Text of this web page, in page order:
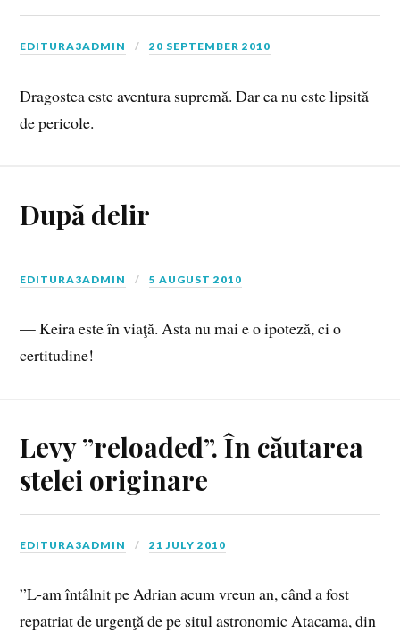
EDITURA3ADMIN 20 SEPTEMBER 2010
Dragostea este aventura supremă. Dar ea nu este lipsită
de pericole.
După delir
EDITURA3ADMIN 5 AUGUST 2010
— Keira este în viaţă. Asta nu mai e o ipoteză, ci o
certitudine!
Levy ”reloaded”. În căutarea
stelei originare
EDITURA3ADMIN 21 JULY 2010
”L‑am întâlnit pe Adrian acum vreun an, când a fost
repatriat de urgenţă de pe situl astronomic Atacama, din